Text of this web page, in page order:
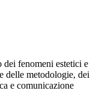
fenomeni estetici e
delle metodologie, dei
e comunicazione